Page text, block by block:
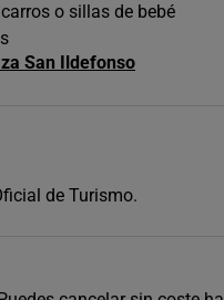
o sillas de bebé
San Ildefonso
de Turismo.